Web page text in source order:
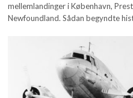
mellemlandinger i København,
Newfoundland. Sådan begyndte